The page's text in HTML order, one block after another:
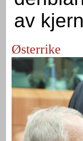
av
Østerrike